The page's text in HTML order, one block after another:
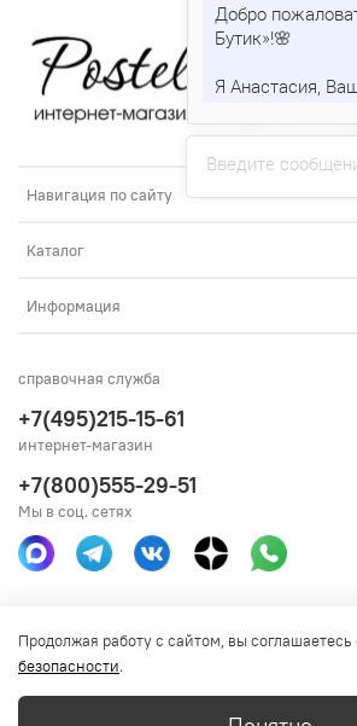
Навигация по сайту
Каталог
Информация
Получить
справочная служба
+7(495)215-15-61
интернет-магазин
+7(800)555-29-51
Мы в соц. сетях
Продолжая работу с сайтом, вы соглашаетесь
безопасности.
Введите
Добро
Бутик»!🌸
Я Анастасия,